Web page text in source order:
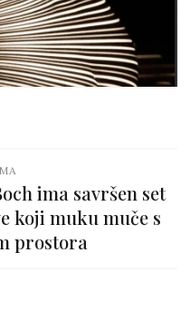
ima savršen set
koji muku muče s
prostora